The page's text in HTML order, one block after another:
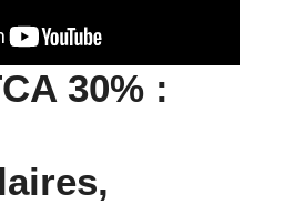
30% :